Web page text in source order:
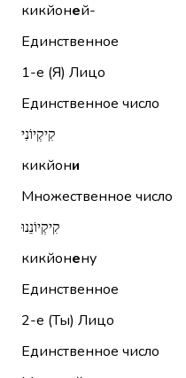
кикйоней-
Единственное
1-е (Я) Лицо
Единственное число
קִיקְיוֹנִי
кикйони
Множественное число
קִיקְיוֹנֵנוּ
кикйонену
Единственное
2-е (Ты) Лицо
Единственное число